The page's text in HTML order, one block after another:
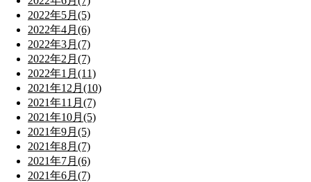
2022年5月(5)
2022年4月(6)
2022年3月(7)
2022年2月(7)
2022年1月(11)
2021年12月(10)
2021年11月(7)
2021年10月(5)
2021年9月(5)
2021年8月(7)
2021年7月(6)
2021年6月(7)